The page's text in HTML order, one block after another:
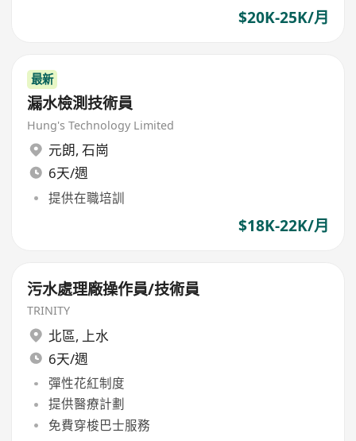
$20K-25K/月
最新
漏水檢測技術員
Hung's Technology Limited
元朗, 石崗
6天/週
提供在職培訓
$18K-22K/月
污水處理廠操作員/技術員
TRINITY
北區, 上水
6天/週
彈性花紅制度
提供醫療計劃
免費穿梭巴士服務